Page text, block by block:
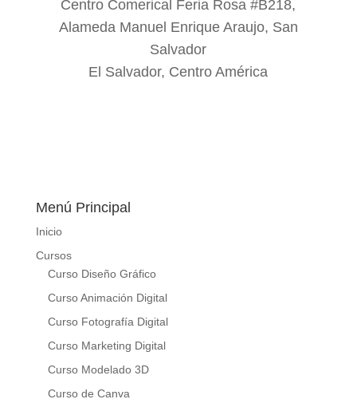
Centro Comerical Feria Rosa #B218,
Alameda Manuel Enrique Araujo, San
Salvador
El Salvador, Centro América
Menú Principal
Inicio
Cursos
Curso Diseño Gráfico
Curso Animación Digital
Curso Fotografía Digital
Curso Marketing Digital
Curso Modelado 3D
Curso de Canva